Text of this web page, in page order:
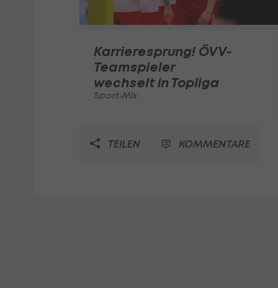
Karrieresprung! ÖVV-
Teamspieler
wechselt in Topliga
Sport-Mix
TEILEN KOMMENTARE